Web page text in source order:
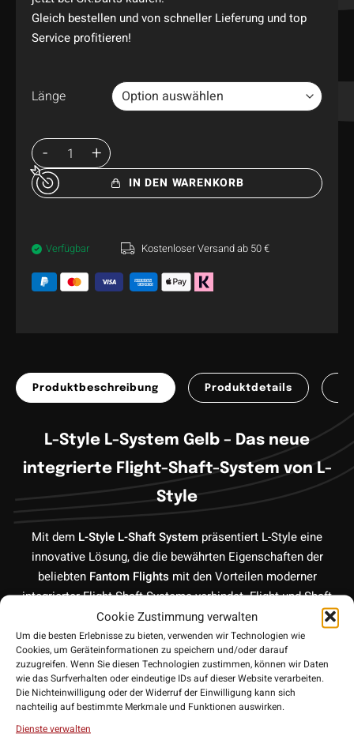
Cookie Zustimmung verwalten
Um die besten Erlebnisse zu bieten, verwenden wir Technologien wie
Cookies, um Geräteinformationen zu speichern und/oder darauf
zuzugreifen. Wenn Sie diesen Technologien zustimmen, können wir Daten
wie das Surfverhalten oder eindeutige IDs auf dieser Website verarbeiten.
Die Nichteinwilligung oder der Widerruf der Einwilligung kann sich
nachteilig auf bestimmte Merkmale und Funktionen auswirken.
Dienste verwalten
Gleich bestellen und von schneller Lieferung und top
Service profitieren!
Länge
IN DEN WARENKORB
Verfügbar Kostenloser Versand ab 50 €
Produktbeschreibung Produktdetails
L-Style L-System Gelb – Das neue
integrierte Flight-Shaft-System von L-
Style
Mit dem L-Style L-Shaft System präsentiert L-Style eine
innovative Lösung, die die bewährten Eigenschaften der
beliebten Fantom Flights mit den Vorteilen moderner
integrierter Flight-Shaft-Systeme verbindet. Flight und Shaft
bilden eine fest verbundene Einheit und sorgen für maximale
Stabilität, eine einfache Handhabung und eine konstant hohe
Performance am Oche.
Robustes Material für maximale